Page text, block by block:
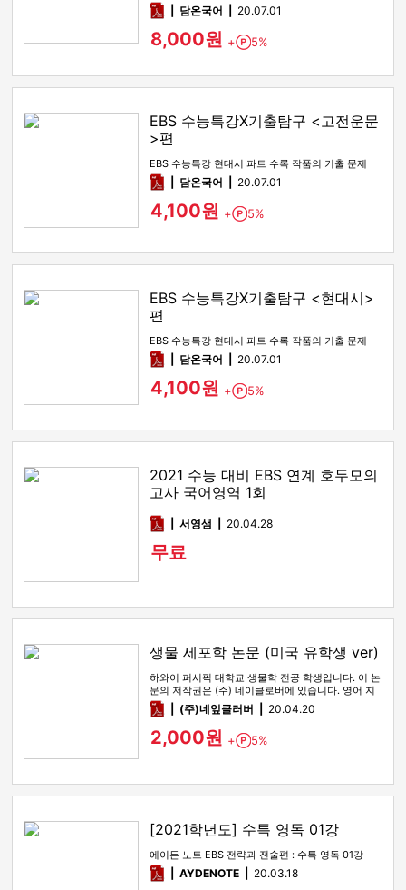
pdf담온국어 20.07.01
8,000원 + Point
5%
EBS 수능특강X기출탐구 <고전운문
>편
EBS 수능특강 현대시 파트 수록 작품의 기출 문제
pdf담온국어 20.07.01
4,100원 + Point
5%
EBS 수능특강X기출탐구 <현대시>
편
EBS 수능특강 현대시 파트 수록 작품의 기출 문제
pdf담온국어 20.07.01
4,100원 + Point
5%
2021 수능 대비 EBS 연계 호두모의
고사 국어영역 1회
pdf서영샘 20.04.28
무료
생물 세포학 논문 (미국 유학생 ver)
하와이 퍼시픽 대학교 생물학 전공 학생입니다. 이 논
문의 저작권은 (주) 네이클로버에 있습니다. 영어 지
문 연습용으로 제 논…
pdf(주)네잎클러버 20.04.20
2,000원 + Point
5%
[2021학년도] 수특 영독 01강
에이든 노트 EBS 전략과 전술편 : 수특 영독 01강
pdfAYDENOTE 20.03.18